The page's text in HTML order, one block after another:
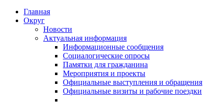
Главная
Округ
Новости
Актуальная информация
Информационные сообщения
Социалогические опросы
Памятки для гражданина
Мероприятия и проекты
Официальные выступления и обращения
Официальные визиты и рабочие поездки